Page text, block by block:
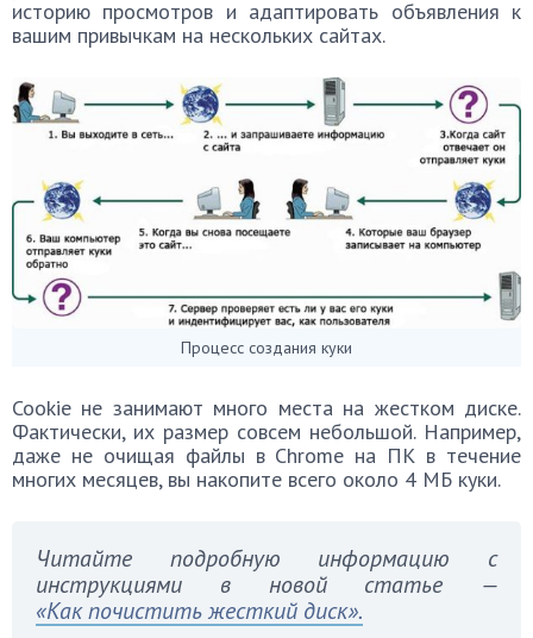
историю просмотров и адаптировать объявления к
вашим привычкам на нескольких сайтах.
Процесс создания куки
Cookie не занимают много места на жестком диске.
Фактически, их размер совсем небольшой. Например,
даже не очищая файлы в Chrome на ПК в течение
многих месяцев, вы накопите всего около 4 МБ куки.
Читайте подробную информацию с
инструкциями в новой статье —
«Как почистить жесткий диск».